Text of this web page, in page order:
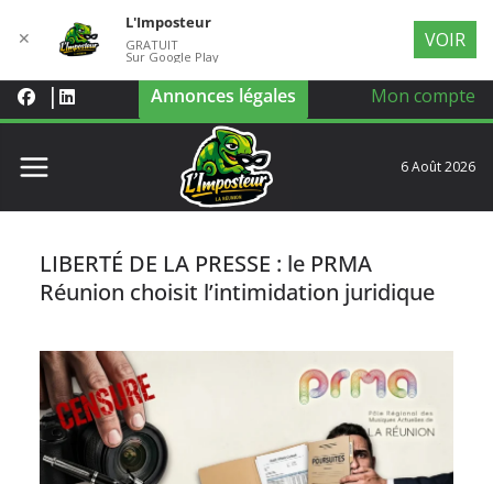
Annonces légales Mon compte
6 Août 2026
LIBERTÉ DE LA PRESSE : le PRMA
Réunion choisit l’intimidation juridique
✕
L'Imposteur
GRATUIT
Sur Google Play
VOIR